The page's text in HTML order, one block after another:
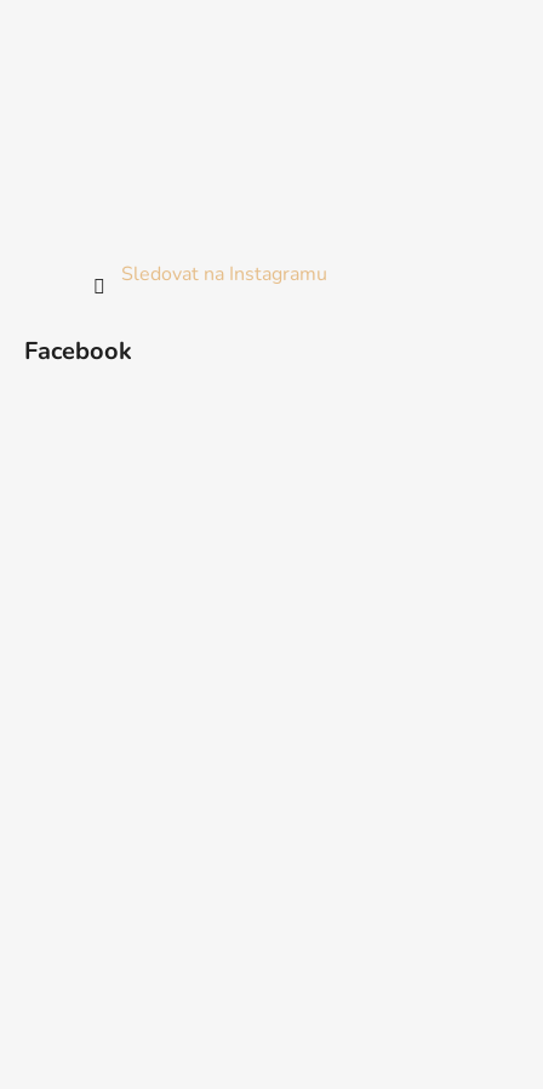
Sledovat na Instagramu
Facebook